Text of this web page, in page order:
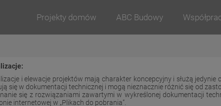
Projekty domów ABC Budowy
i elewacje projektów mają charakter koncepcyjny i służą
się w dokumentacji technicznej i mogą nieznacznie różnić się od
się z rozwiązaniami zawartymi w wykreślonej dokumentacji
internetowej w „Plikach do pobrania”.